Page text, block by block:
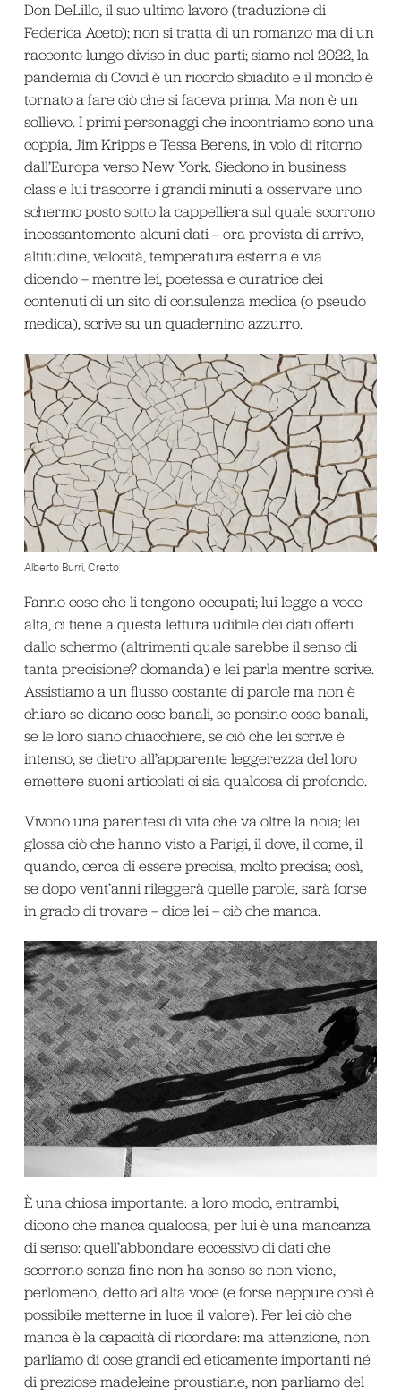
Don DeLillo, il suo ultimo lavoro (traduzione di
Federica Aceto); non si tratta di un romanzo ma di un
racconto lungo diviso in due parti; siamo nel 2022, la
pandemia di Covid è un ricordo sbiadito e il mondo è
tornato a fare ciò che si faceva prima. Ma non è un
sollievo. I primi personaggi che incontriamo sono una
coppia, Jim Kripps e Tessa Berens, in volo di ritorno
dall’Europa verso New York. Siedono in business
class e lui trascorre i grandi minuti a osservare uno
schermo posto sotto la cappelliera sul quale scorrono
incessantemente alcuni dati – ora prevista di arrivo,
altitudine, velocità, temperatura esterna e via
dicendo – mentre lei, poetessa e curatrice dei
contenuti di un sito di consulenza medica (o pseudo
medica), scrive su un quadernino azzurro.
Alberto Burri, Cretto
Fanno cose che li tengono occupati; lui legge a voce
alta, ci tiene a questa lettura udibile dei dati offerti
dallo schermo (altrimenti quale sarebbe il senso di
tanta precisione? domanda) e lei parla mentre scrive.
Assistiamo a un flusso costante di parole ma non è
chiaro se dicano cose banali, se pensino cose banali,
se le loro siano chiacchiere, se ciò che lei scrive è
intenso, se dietro all’apparente leggerezza del loro
emettere suoni articolati ci sia qualcosa di profondo.
Vivono una parentesi di vita che va oltre la noia; lei
glossa ciò che hanno visto a Parigi, il dove, il come, il
quando, cerca di essere precisa, molto precisa; così,
se dopo vent’anni rileggerà quelle parole, sarà forse
in grado di trovare – dice lei – ciò che manca.
È una chiosa importante: a loro modo, entrambi,
dicono che manca qualcosa; per lui è una mancanza
di senso: quell’abbondare eccessivo di dati che
scorrono senza fine non ha senso se non viene,
perlomeno, detto ad alta voce (e forse neppure così è
possibile metterne in luce il valore). Per lei ciò che
manca è la capacità di ricordare: ma attenzione, non
parliamo di cose grandi ed eticamente importanti né
di preziose madeleineproustiane, non parliamo del